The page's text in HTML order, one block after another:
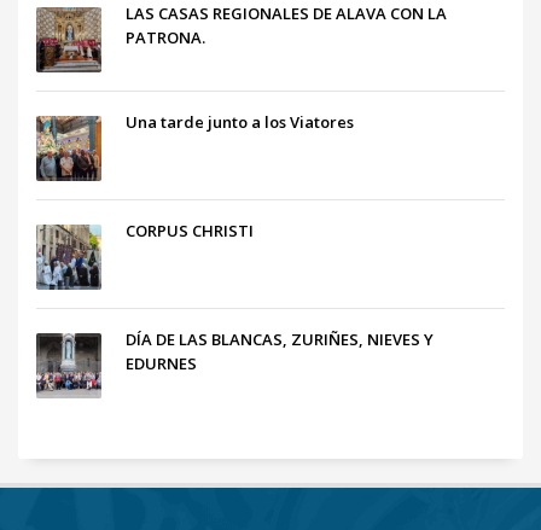
LAS CASAS REGIONALES DE ALAVA CON LA
PATRONA.
Una tarde junto a los Viatores
CORPUS CHRISTI
DÍA DE LAS BLANCAS, ZURIÑES, NIEVES Y
EDURNES